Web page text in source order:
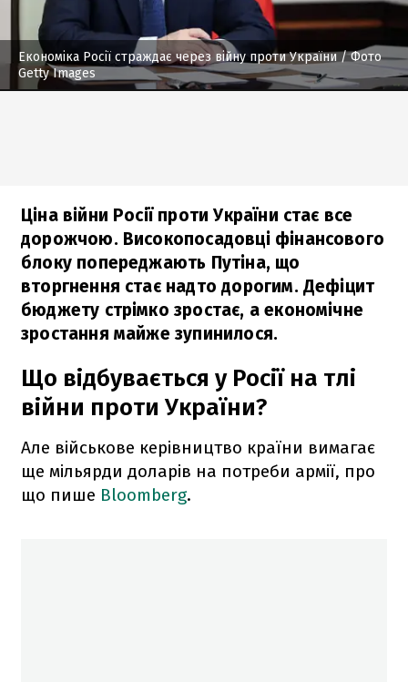
Економіка Росії страждає через війну проти України/ Фото
Getty Images
Ціна війни Росії проти України стає все
дорожчою. Високопосадовці фінансового
блоку попереджають Путіна, що
вторгнення стає надто дорогим. Дефіцит
бюджету стрімко зростає, а економічне
зростання майже зупинилося.
Що відбувається у Росії на тлі
війни проти України?
Але військове керівництво країни вимагає
ще мільярди доларів на потреби армії, про
що пише Bloomberg.